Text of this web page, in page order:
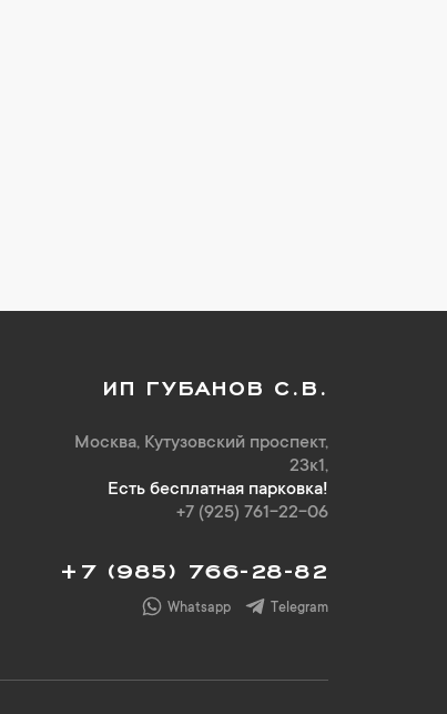
ИП ГУБАНОВ С.В.
Москва, Кутузовский проспект,
23к1,
Есть бесплатная парковка!
+7 (925) 761-22-06
+7 (985) 766-28-82
Whatsapp Telegram